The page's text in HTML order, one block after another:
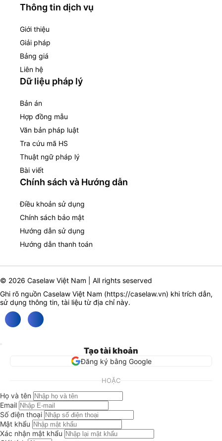
Thông tin dịch vụ
Giới thiệu
Giải pháp
Bảng giá
Liên hệ
Dữ liệu pháp lý
Bản án
Hợp đồng mẫu
Văn bản pháp luật
Tra cứu mã HS
Thuật ngữ pháp lý
Bài viết
Chính sách và Hướng dẫn
Điều khoản sử dụng
Chính sách bảo mật
Hướng dẫn sử dụng
Hướng dẫn thanh toán
© 2026 Caselaw Việt Nam | All rights seserved
Ghi rõ nguồn Caselaw Việt Nam (https://caselaw.vn) khi trích dẫn,
sử dụng thông tin, tài liệu từ địa chỉ này.
Tạo tài khoản
Đăng ký bằng Google
HOẶC
Họ và tên
Email
Số điện thoại
Mật khẩu
Xác nhận mật khẩu